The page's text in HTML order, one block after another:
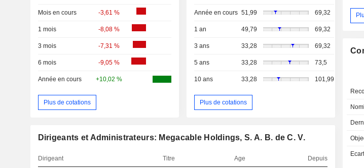
Mois en cours -3,61 %
1 mois -8,08 %
3 mois -7,31 %
6 mois -9,05 %
Année en cours +10,02 %
Plus de cotations
Année en cours 51,99 69,32
1 an 49,79 69,32
3 ans 33,28 69,32
5 ans 33,28 73,5
10 ans 33,28 101,99
Plus de cotations
Dirigeants et Administrateurs: Megacable Holdings, S. A. B. de C. V.
Dirigeant Titre Age Depuis